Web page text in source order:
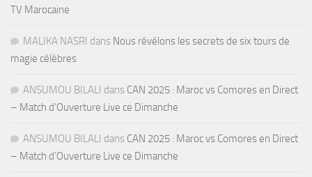
TV Marocaine
MALIKA NASRI dans Nous révélons les secrets de six tours de
magie célèbres
ANSUMOU BILALI dans CAN 2025 : Maroc vs Comores en Direct
– Match d’Ouverture Live ce Dimanche
ANSUMOU BILALI dans CAN 2025 : Maroc vs Comores en Direct
– Match d’Ouverture Live ce Dimanche